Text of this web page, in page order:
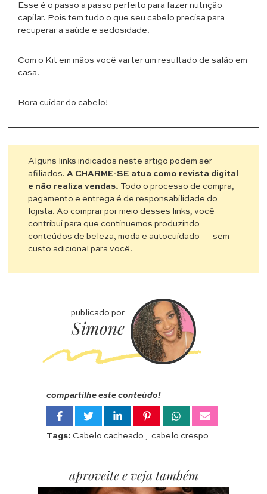
Esse é o passo a passo perfeito para fazer nutrição
capilar. Pois tem tudo o que seu cabelo precisa para
recuperar a saúde e sedosidade.
Com o Kit em mãos você vai ter um resultado de salão em
casa.
Bora cuidar do cabelo!
Alguns links indicados neste artigo podem ser
afiliados.A CHARME-SE atua como revista digital
e não realiza vendas. Todo o processo de compra,
pagamento e entrega é de responsabilidade do
lojista. Ao comprar por meio desses links, você
contribui para que continuemos produzindo
conteúdos de beleza, moda e autocuidado — sem
custo adicional para você.
compartilhe este conteúdo!
Tags: Cabelo cacheado , cabelo crespo
publicado por
Simone
aproveite e veja também